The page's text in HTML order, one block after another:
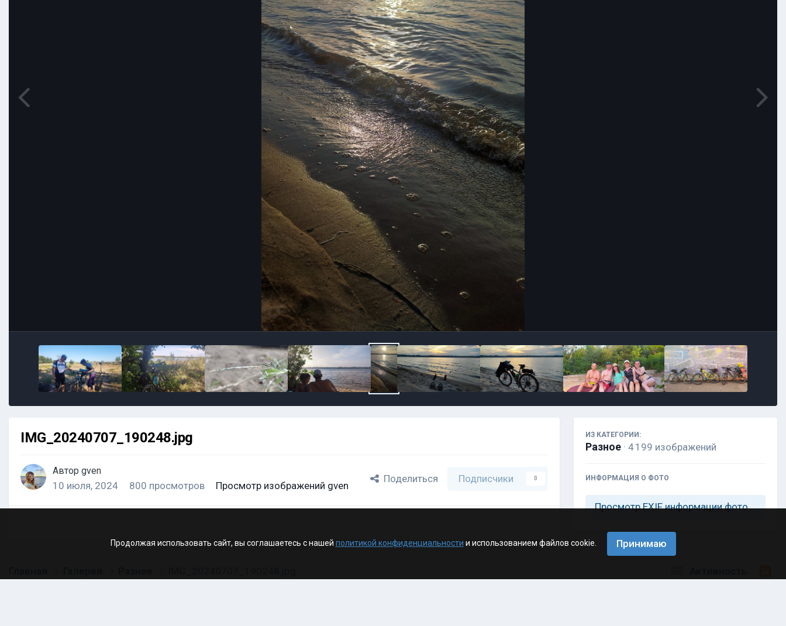
IMG_20240707_190248.jpg
Автор gven
10 июля, 2024 800 просмотров Просмотр изображений gven
Поделиться Подписчики 0
ИЗ КАТЕГОРИИ:
Разное · 4 199 изображений
ИНФОРМАЦИЯ О ФОТО
Просмотр EXIF информации фотографии
Продолжая использовать сайт, вы соглашаетесь с нашей политикой конфиденциальности и использованием файлов cookie. Принимаю